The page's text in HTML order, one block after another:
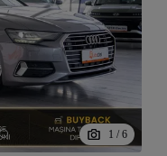
1 / 6